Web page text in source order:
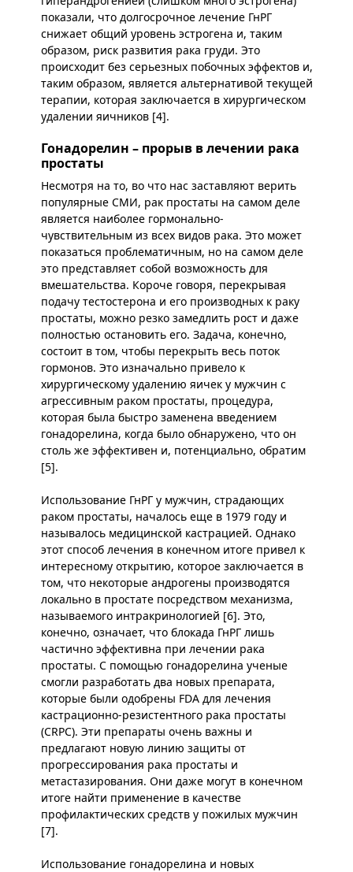
показали, что долгосрочное лечение ГнРГ
снижает общий уровень эстрогена и, таким
образом, риск развития рака груди. Это
происходит без серьезных побочных эффектов и,
таким образом, является альтернативой текущей
терапии, которая заключается в хирургическом
удалении яичников [4].
Гонадорелин – прорыв в лечении рака
простаты
Несмотря на то, во что нас заставляют верить
популярные СМИ, рак простаты на самом деле
является наиболее гормонально-
чувствительным из всех видов рака. Это может
показаться проблематичным, но на самом деле
это представляет собой возможность для
вмешательства. Короче говоря, перекрывая
подачу тестостерона и его производных к раку
простаты, можно резко замедлить рост и даже
полностью остановить его. Задача, конечно,
состоит в том, чтобы перекрыть весь поток
гормонов. Это изначально привело к
хирургическому удалению яичек у мужчин с
агрессивным раком простаты, процедура,
которая была быстро заменена введением
гонадорелина, когда было обнаружено, что он
столь же эффективен и, потенциально, обратим
[5].
Использование ГнРГ у мужчин, страдающих
раком простаты, началось еще в 1979 году и
называлось медицинской кастрацией. Однако
этот способ лечения в конечном итоге привел к
интересному открытию, которое заключается в
том, что некоторые андрогены производятся
локально в простате посредством механизма,
называемого интракринологией [6]. Это,
конечно, означает, что блокада ГнРГ лишь
частично эффективна при лечении рака
простаты. С помощью гонадорелина ученые
смогли разработать два новых препарата,
которые были одобрены FDA для лечения
кастрационно-резистентного рака простаты
(CRPC). Эти препараты очень важны и
предлагают новую линию защиты от
прогрессирования рака простаты и
метастазирования. Они даже могут в конечном
итоге найти применение в качестве
профилактических средств у пожилых мужчин
[7].
Использование гонадорелина и новых